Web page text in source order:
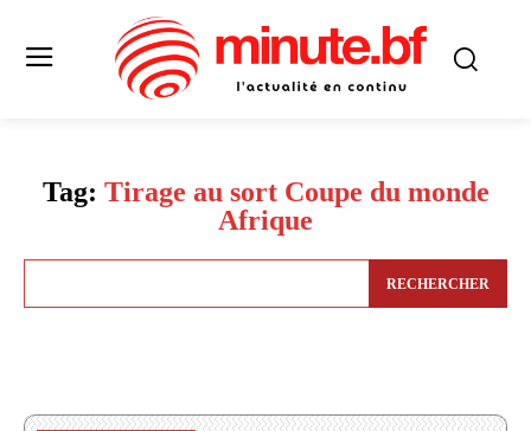
Tag: Tirage au sort Coupe du monde
Afrique
RECHERCHER